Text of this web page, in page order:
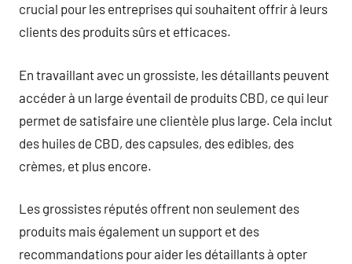
crucial pour les entreprises qui souhaitent offrir à leurs
clients des produits sûrs et efficaces.
En travaillant avec un grossiste, les détaillants peuvent
accéder à un large éventail de produits CBD, ce qui leur
permet de satisfaire une clientèle plus large. Cela inclut
des huiles de CBD, des capsules, des edibles, des
crèmes, et plus encore.
Les grossistes réputés offrent non seulement des
produits mais également un support et des
recommandations pour aider les détaillants à opter